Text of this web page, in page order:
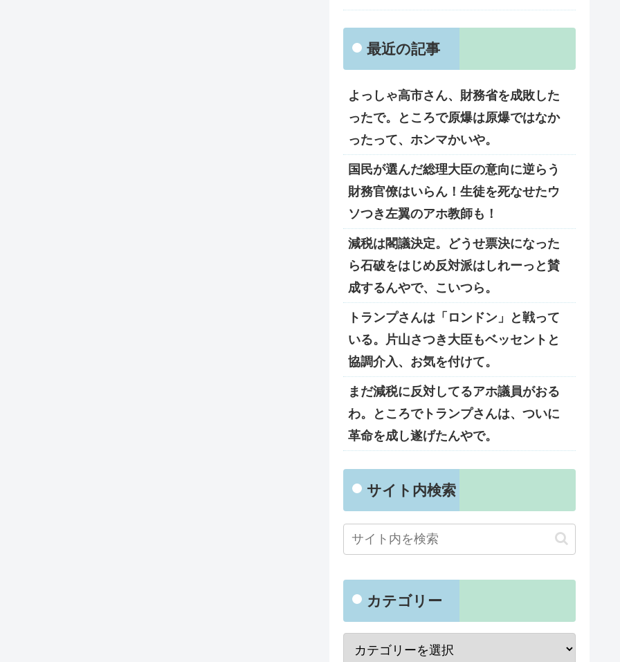
最近の記事
よっしゃ高市さん、財務省を成敗した
ったで。ところで原爆は原爆ではなか
ったって、ホンマかいや。
国民が選んだ総理大臣の意向に逆らう
財務官僚はいらん！生徒を死なせたウ
ソつき左翼のアホ教師も！
減税は閣議決定。どうせ票決になった
ら石破をはじめ反対派はしれーっと賛
成するんやで、こいつら。
トランプさんは「ロンドン」と戦って
いる。片山さつき大臣もベッセントと
協調介入、お気を付けて。
まだ減税に反対してるアホ議員がおる
わ。ところでトランプさんは、ついに
革命を成し遂げたんやで。
サイト内検索
カテゴリー